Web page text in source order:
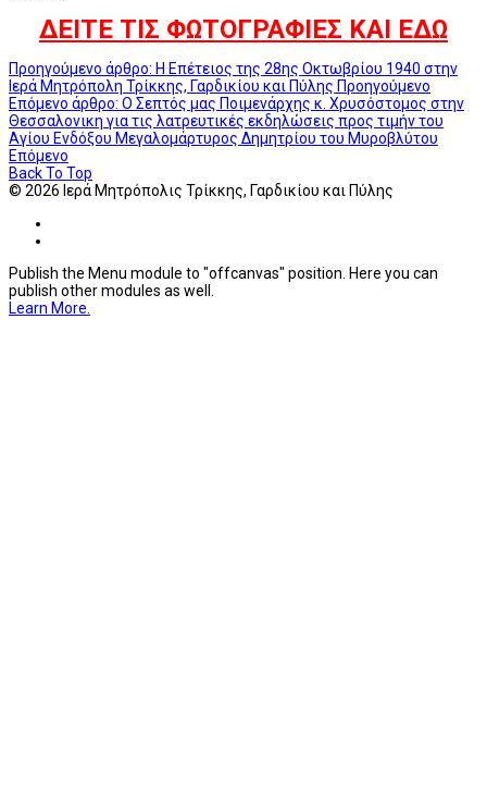
ΔΕΙΤΕ ΤΙΣ ΦΩΤΟΓΡΑΦΙΕΣ ΚΑΙ ΕΔΩ
Προηγούμενο άρθρο: Η Επέτειος της 28ης Οκτωβρίου 1940 στην
Ιερά Μητρόπολη Τρίκκης, Γαρδικίου και Πύλης Προηγούμενο
Επόμενο άρθρο: Ο Σεπτός μας Ποιμενάρχης κ. Χρυσόστομος στην
Θεσσαλονικη για τις λατρευτικές εκδηλώσεις προς τιμήν του
Αγίου Ενδόξου Μεγαλομάρτυρος Δημητρίου του Μυροβλύτου
Επόμενο
Back To Top
© 2026 Ιερά Μητρόπολις Τρίκκης, Γαρδικίου και Πύλης
Publish the Menu module to "offcanvas" position. Here you can
publish other modules as well.
Learn More.